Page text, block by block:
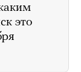
это